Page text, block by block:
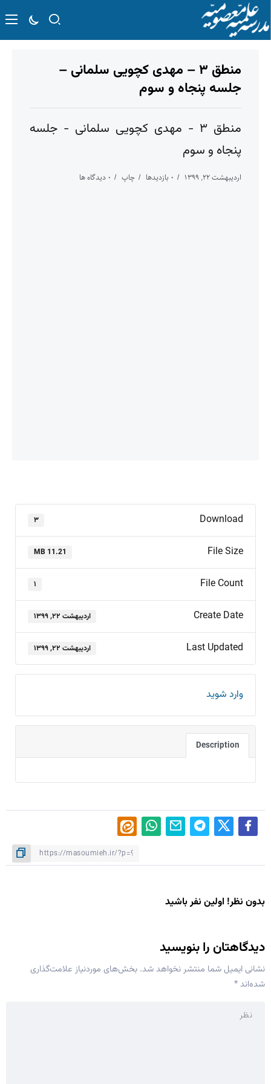
منطق ۳ – مهدی کچویی سلمانی –
جلسه پنجاه و سوم
منطق ۳ - مهدی کچویی سلمانی - جلسه
پنجاه و سوم
اردیبهشت ۲۲, ۱۳۹۹ ۰ بازدیدها چاپ ۰ دیدگاه ها
Download ۳
File Size
11.21 MB
File Count ۱
Create Date اردیبهشت ۲۲, ۱۳۹۹
Last Updated اردیبهشت ۲۲, ۱۳۹۹
وارد شوید
Description
بدون نظر! اولین نفر باشید
دیدگاهتان را بنویسید
نشانی ایمیل شما منتشر نخواهد شد. بخش‌های موردنیاز علامت‌گذاری
شده‌اند*